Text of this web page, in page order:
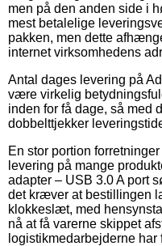
men på den anden side i
mest betalelige
pakken, men dette
internet virksomhedens
Antal dages levering på
være virkelig
inden for få dage, så med
dobbelttjekker
En stor portion
levering på mange
adapter – USB 3.0 A port
det kræver at bestillingen
klokkeslæt, med
nå at få varerne skippet
logistikmedarbejderne har